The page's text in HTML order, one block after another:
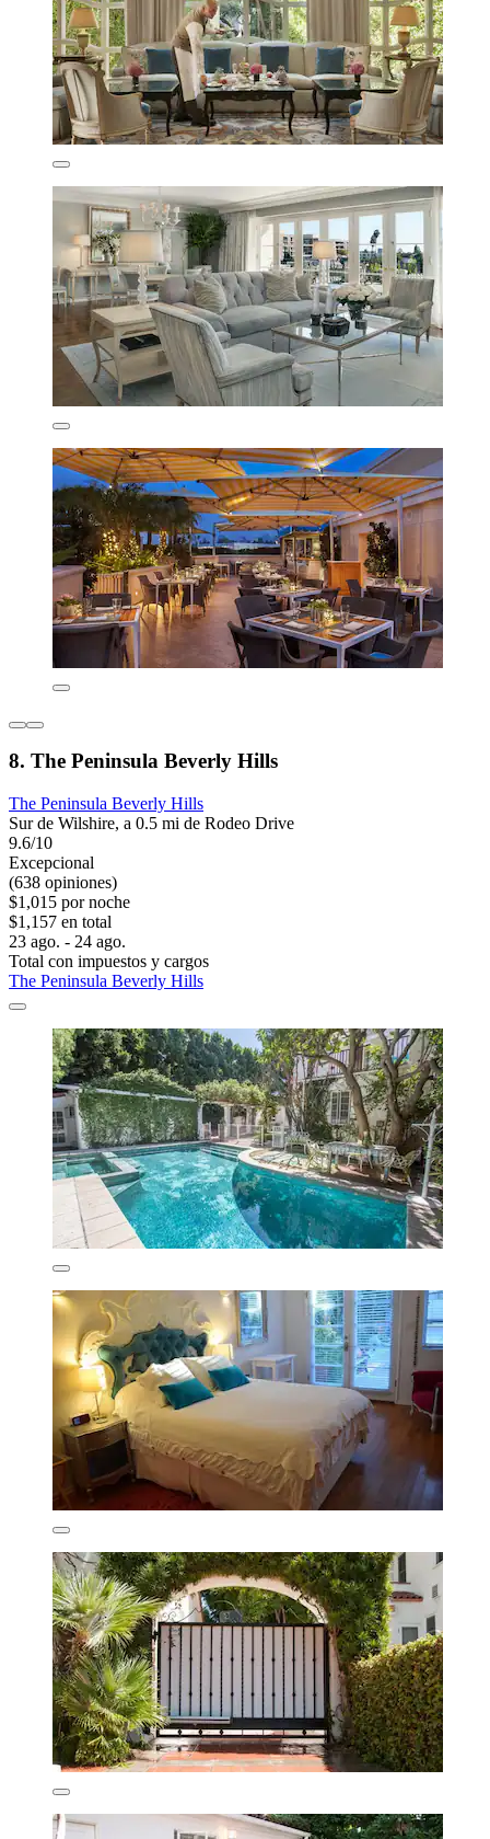
8. The Peninsula Beverly Hills
The Peninsula Beverly Hills
Sur de Wilshire, a 0.5 mi de Rodeo Drive
9.6/10
Excepcional
(638 opiniones)
$1,015 por noche
$1,157 en total
23 ago. - 24 ago.
Total con impuestos y cargos
The Peninsula Beverly Hills